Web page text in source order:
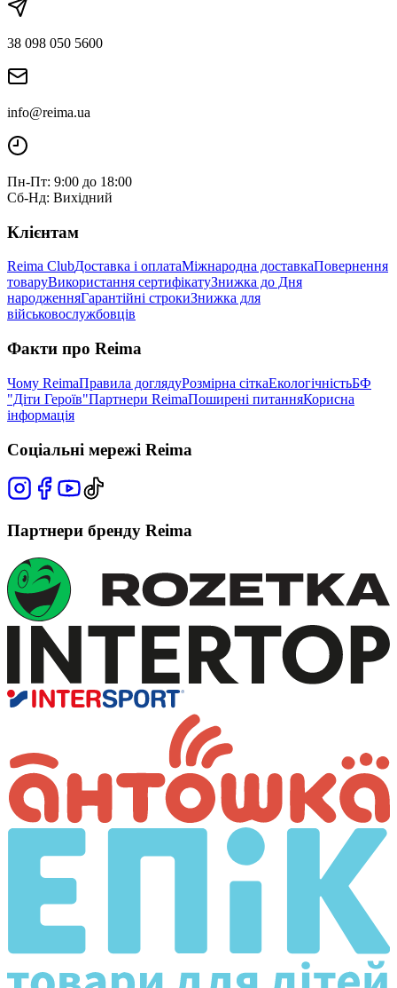
38 098 050 5600
info@reima.ua
Пн-Пт: 9:00 до 18:00
Сб-Нд: Вихідний
Клієнтам
Reima ClubДоставка і оплатаМіжнародна доставкаПовернення
товаруВикористання сертифікатуЗнижка до Дня
народженняГарантійні строкиЗнижка для
військовослужбовців
Факти про Reima
Чому ReimaПравила доглядуРозмірна сіткаЕкологічністьБФ
"Діти Героїв"Партнери ReimaПоширені питанняКорисна
інформація
Соціальні мережі Reima
Партнери бренду Reima